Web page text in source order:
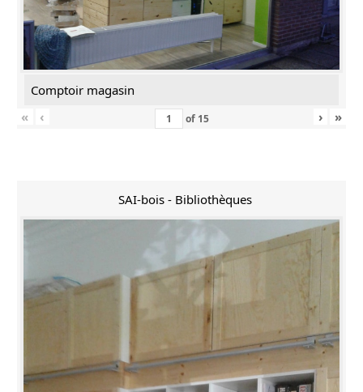
Comptoir magasin
«
‹ of 15 › »
SAI-bois - Bibliothèques